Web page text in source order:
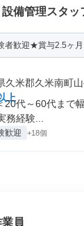
備管理スタッ
者歓迎★賞与2.5ヶ
久米郡久米南町
上
20代～60代まで
務経験...
歓迎 +18個
員